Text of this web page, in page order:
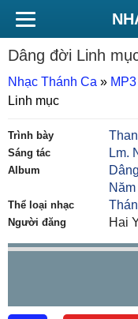
Dâng đời Linh
Nhạc Thánh Ca »
Linh mục
Trình bày
Sáng tác Lm.
Album
Thể loại nhạc
Người đăng Hai